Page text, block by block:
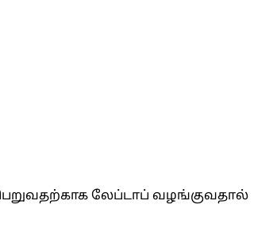
லேப்டாப் வழங்குவதால்